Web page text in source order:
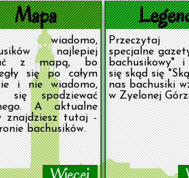
Mapa
wiadomo,
najlepiej
z mapą, bo
się po całym
i nie wiadomo,
się spodziewać
A aktualne
znajdziesz tutaj -
bachusików.
Przeczytaj
specjalne
bachusikowy" i
się skąd się
nas bachusiki
w Zyelonej